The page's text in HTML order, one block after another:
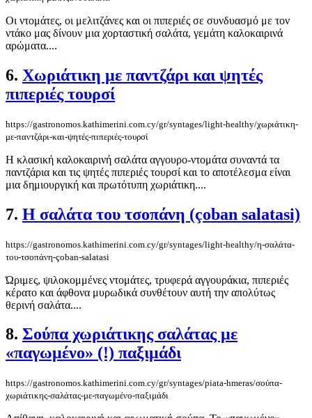
Οι ντομάτες, οι μελιτζάνες και οι πιπεριές σε συνδυασμό με τον
ντάκο μας δίνουν μια χορταστική σαλάτα, γεμάτη καλοκαιρινά
αρώματα....
6. Χωριάτικη με παντζάρι και ψητές
πιπεριές τουρσί
https://gastronomos.kathimerini.com.cy/gr/syntages/light-healthy/χωριάτικη-
με-παντζάρι-και-ψητές-πιπεριές-τουρσί
Η κλασική καλοκαιρινή σαλάτα αγγουρο-ντομάτα συναντά τα
παντζάρια και τις ψητές πιπεριές τουρσί και το αποτέλεσμα είναι
μια δημιουργική και πρωτότυπη χωριάτικη....
7. Η σαλάτα του τσοπάνη (çoban salatasi)
https://gastronomos.kathimerini.com.cy/gr/syntages/light-healthy/η-σαλάτα-
του-τσοπάνη-çoban-salatasi
Ώριμες, ψιλοκομμένες ντομάτες, τρυφερά αγγουράκια, πιπεριές
κέρατο και άφθονα μυρωδικά συνθέτουν αυτή την απολύτως
θερινή σαλάτα....
8. Σούπα χωριάτικης σαλάτας με
«παγωμένο» (!) παξιμάδι
https://gastronomos.kathimerini.com.cy/gr/syntages/piata-hmeras/σούπα-
χωριάτικης-σαλάτας-με-παγωμένο-παξιμάδι